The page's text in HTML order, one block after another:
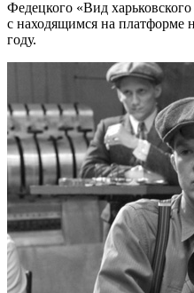
Федецкого «Вид
с находящимся на платформе
году.